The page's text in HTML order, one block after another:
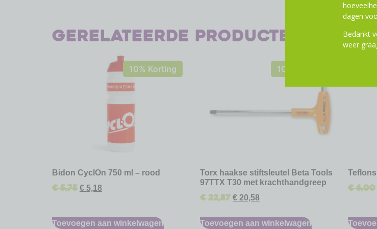
Gerelateerde producten
10% Korting
Bidon CyclOn 750 ml – rood
€5,75 € 5,18
Toevoegen aan winkelwagen
10% Korting
Torx haakse stiftsleutel Beta Tools
97TTX T30 met krachthandgreep
€22,87 € 20,58
Toevoegen aan winkelwagen
€6,00
dagen
Bedankt
weer